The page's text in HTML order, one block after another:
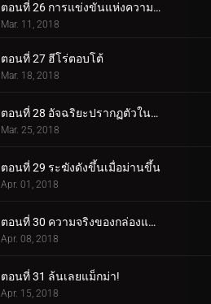
ตอนที่ 26 การแข่งขันแห่งความตายของการทรยศ
Mar. 11, 2018
ตอนที่ 27 ฮีโร่ตอบโต้
Mar. 18, 2018
ตอนที่ 28 อัจฉริยะปรากฏตัวในรถถัง
Mar. 25, 2018
ตอนที่ 29 ระฆังดังขึ้นเมื่อม่านขึ้น
Apr. 01, 2018
ตอนที่ 30 ความจริงของกล่องแพนโดร่า
Apr. 08, 2018
ตอนที่ 31 ล้นเลยแม็กม่า!
Apr. 15, 2018